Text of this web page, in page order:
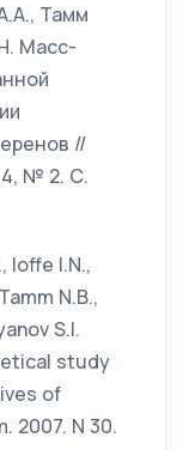
Тамм
Масс-
//
4, № 2. С.
Ioffe I.N.,
N.B.,
S.I.
study
of
2007. N 30.